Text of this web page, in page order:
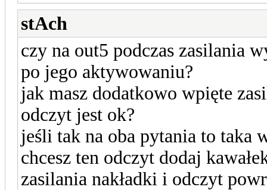
stAch
czy na out5 podczas zasilania
po jego aktywowaniu?
jak masz dodatkowo wpięte
odczyt jest ok?
jeśli tak na oba pytania to taka
chcesz ten odczyt dodaj
zasilania nakładki i odczyt